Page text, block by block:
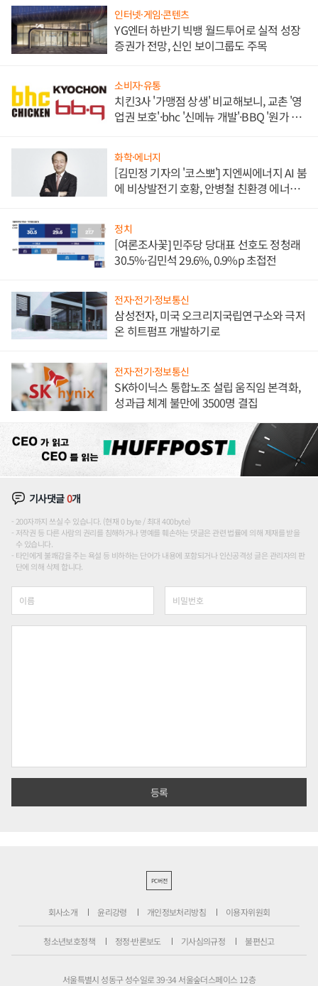
인터넷·게임·콘텐츠
YG엔터 하반기 빅뱅 월드투어로 실적 성장
증권가 전망, 신인 보이그룹도 주목
소비자·유통
치킨3사 '가맹점 상생' 비교해보니, 교촌 '영
업권 보호'·bhc '신메뉴 개발'·BBQ '원가 부
화학·에너지
[김민정 기자의 '코스뽀'] 지엔씨에너지 AI 붐
에 비상발전기 호황, 안병철 친환경 에너지
정치
[여론조사꽃] 민주당 당대표 선호도 정청래
30.5%·김민석 29.6%, 0.9%p 초접전
전자·전기·정보통신
삼성전자, 미국 오크리지국립연구소와 극저
온 히트펌프 개발하기로
전자·전기·정보통신
SK하이닉스 통합노조 설립 움직임 본격화,
성과급 체계 불만에 3500명 결집
기사댓글0개
200자까지 쓰실 수 있습니다. (현재 0 byte / 최대 400byte)
저작권 등 다른 사람의 권리를 침해하거나 명예를 훼손하는 댓글은 관련 법률에 의해 제재를 받을
수 있습니다.
타인에게 불쾌감을 주는 욕설 등 비하하는 단어가 내용에 포함되거나 인신공격성 글은 관리자의 판
단에 의해 삭제 합니다.
PC버전
회사소개 윤리강령 개인정보처리방침 이용자위원회
청소년보호정책 정정·반론보도 기사심의규정 불편신고
서울특별시 성동구 성수일로 39-34 서울숲더스페이스 12층